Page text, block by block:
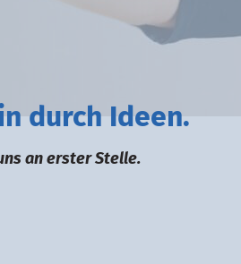
durch deen.
an erster Stelle.